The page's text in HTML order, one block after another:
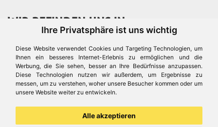
Ihre Privatsphäre ist uns wichtig
Diese Website verwendet Cookies und Targeting Technologien, um
Ihnen ein besseres Internet-Erlebnis zu ermöglichen und die
Werbung, die Sie sehen, besser an Ihre Bedürfnisse anzupassen.
Diese Technologien nutzen wir außerdem, um Ergebnisse zu
messen, um zu verstehen, woher unsere Besucher kommen oder um
unsere Website weiter zu entwickeln.
Alle akzeptieren
WIR BEFINDEN UNS IN
Es gibt uns auch in